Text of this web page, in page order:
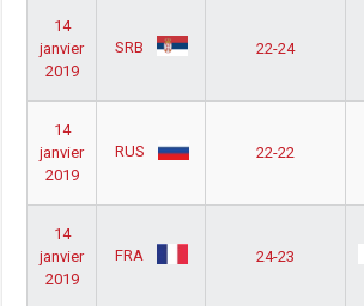
14
janvier
2019
SRB 22-24
14
janvier
2019
RUS 22-22
14
janvier
2019
FRA 24-23